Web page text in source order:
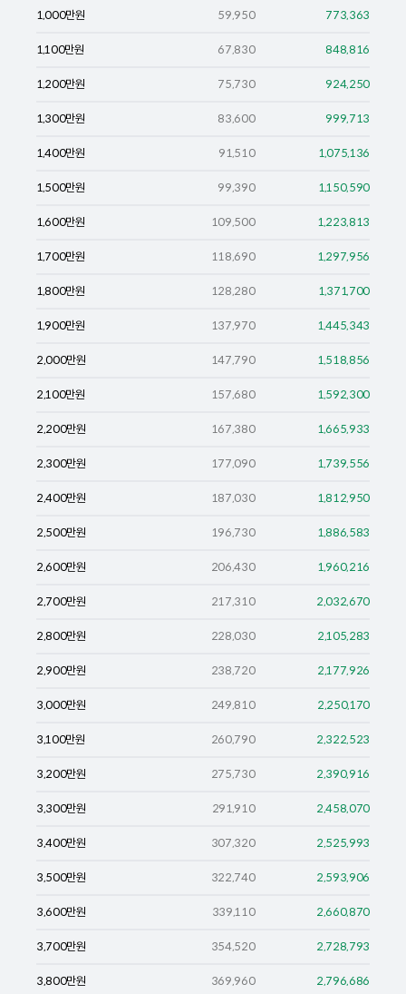
1,000만원 59,950 773,363
1,100만원 67,830 848,816
1,200만원 75,730 924,250
1,300만원 83,600 999,713
1,400만원 91,510 1,075,136
1,500만원 99,390 1,150,590
1,600만원 109,500 1,223,813
1,700만원 118,690 1,297,956
1,800만원 128,280 1,371,700
1,900만원 137,970 1,445,343
2,000만원 147,790 1,518,856
2,100만원 157,680 1,592,300
2,200만원 167,380 1,665,933
2,300만원 177,090 1,739,556
2,400만원 187,030 1,812,950
2,500만원 196,730 1,886,583
2,600만원 206,430 1,960,216
2,700만원 217,310 2,032,670
2,800만원 228,030 2,105,283
2,900만원 238,720 2,177,926
3,000만원 249,810 2,250,170
3,100만원 260,790 2,322,523
3,200만원 275,730 2,390,916
3,300만원 291,910 2,458,070
3,400만원 307,320 2,525,993
3,500만원 322,740 2,593,906
3,600만원 339,110 2,660,870
3,700만원 354,520 2,728,793
3,800만원 369,960 2,796,686